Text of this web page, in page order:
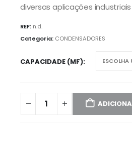
diversas aplicações
REF: n.d.
Categoria: CONDENSADORES
CAPACIDADE (MF)